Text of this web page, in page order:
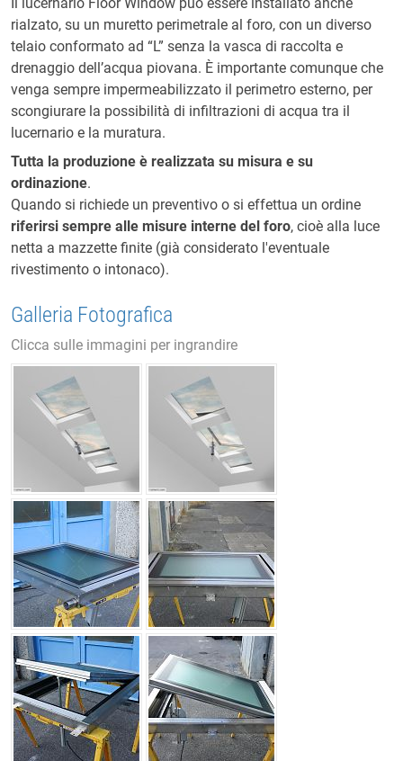
rialzato, su un muretto perimetrale al foro, con un diverso
telaio conformato ad “L” senza la vasca di raccolta e
drenaggio dell’acqua piovana. È importante comunque che
venga sempre impermeabilizzato il perimetro esterno, per
scongiurare la possibilità di infiltrazioni di acqua tra il
lucernario e la muratura.
Tutta la produzione è realizzata su misura e su
ordinazione.
Quando si richiede un preventivo o si effettua un ordine
riferirsi sempre alle misure interne del foro, cioè alla luce
netta a mazzette finite (già considerato l'eventuale
rivestimento o intonaco).
Galleria Fotografica
Clicca sulle immagini per ingrandire